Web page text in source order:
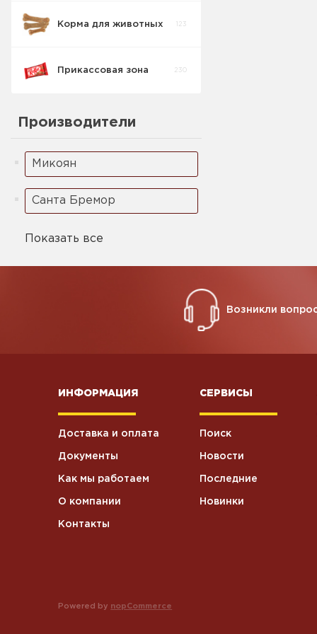
Печенье
Корма для животных 123
Прикассовая зона 230
Производители
Микоян
Санта Бремор
Показать все
Возникли
ИНФОРМАЦИЯ
Доставка и оплата
Документы
Как мы работаем
О компании
Контакты
СЕРВИСЫ
Поиск
Новости
Последние
Новинки
Powered by nopCommerce